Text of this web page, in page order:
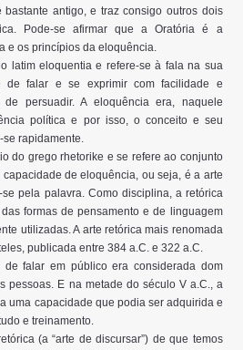
bastante antigo, e traz consigo outros dois
Pode-se afirmar que a Oratória é a
e os princípios da eloquência.
latim eloquentia e refere-se à fala na sua
de falar e se exprimir com facilidade e
de persuadir. A eloquência era, naquele
política e por isso, o conceito e seu
rapidamente.
do grego rhetorike e se refere ao conjunto
de eloquência, ou seja, é a arte
pela palavra. Como disciplina, a retórica
formas de pensamento e de linguagem
utilizadas. A arte retórica mais renomada
publicada entre 384 a.C. e 322 a.C.
falar em público era considerada dom
pessoas. E na metade do século V a.C., a
uma capacidade que podia ser adquirida e
e treinamento.
(a “arte de discursar”) de que temos